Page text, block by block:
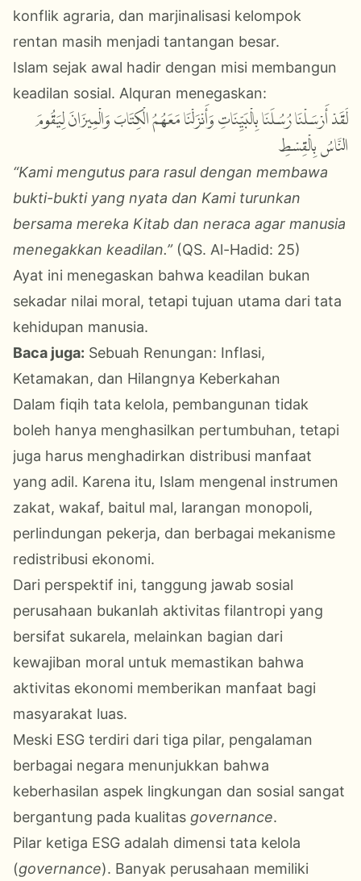
konflik agraria, dan marjinalisasi kelompok
rentan masih menjadi tantangan besar.
Islam sejak awal hadir dengan misi membangun
keadilan sosial. Alquran menegaskan:
لَقَدْ أَرْسَلْنَا رُسُلَنَا بِالْبَيِّنَاتِ وَأَنْزَلْنَا مَعَهُمُ الْكِتَابَ وَالْمِيزَانَ لِيَقُومَ
النَّاسُ بِالْقِسْطِ
“Kami mengutus para rasul dengan membawa
bukti-bukti yang nyata dan Kami turunkan
bersama mereka Kitab dan neraca agar manusia
menegakkan keadilan.”(QS. Al-Hadid: 25)
Ayat ini menegaskan bahwa keadilan bukan
sekadar nilai moral, tetapi tujuan utama dari tata
kehidupan manusia.
Baca juga: Sebuah Renungan: Inflasi,
Ketamakan, dan Hilangnya Keberkahan
Dalam fiqih tata kelola, pembangunan tidak
boleh hanya menghasilkan pertumbuhan, tetapi
juga harus menghadirkan distribusi manfaat
yang adil. Karena itu, Islam mengenal instrumen
zakat, wakaf, baitul mal, larangan monopoli,
perlindungan pekerja, dan berbagai mekanisme
redistribusi ekonomi.
Dari perspektif ini, tanggung jawab sosial
perusahaan bukanlah aktivitas filantropi yang
bersifat sukarela, melainkan bagian dari
kewajiban moral untuk memastikan bahwa
aktivitas ekonomi memberikan manfaat bagi
masyarakat luas.
Meski ESG terdiri dari tiga pilar, pengalaman
berbagai negara menunjukkan bahwa
keberhasilan aspek lingkungan dan sosial sangat
bergantung pada kualitas governance.
Pilar ketiga ESG adalah dimensi tata kelola
(governance). Banyak perusahaan memiliki